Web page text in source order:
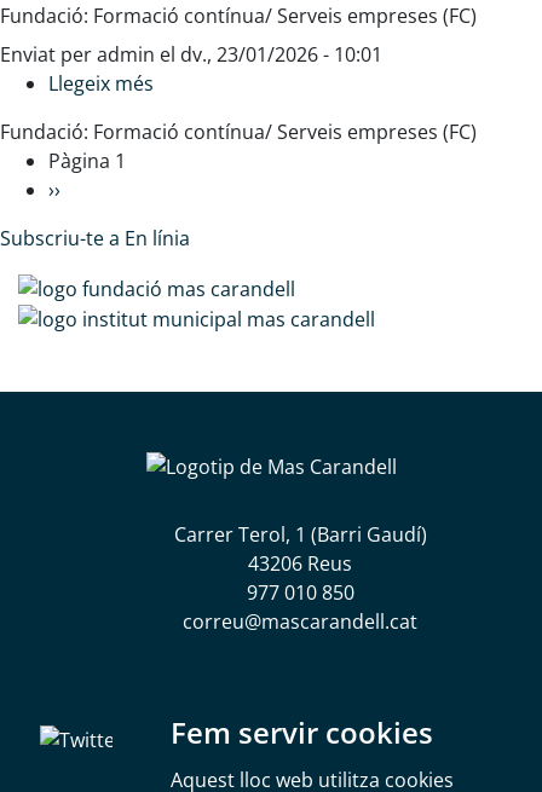
Fem servir cookies
Aquest lloc web utilitza cookies
amb
necessitats
Fundació: Formació contínua/ Serveis empreses (FC)
Enviat peradmin el dv., 23/01/2026 - 10:01
Llegeix més
les
el
gràcies
a
Fundació: Formació contínua/ Serveis empreses (FC)
Paginació
Pàgina 1
Next
››
Subscriu-te a En línia
Carrer Terol, 1 (Barri Gaudí)
43206 Reus
977 010 850
correu@mascarandell.cat